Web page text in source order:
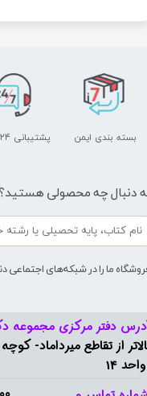
دفتر مرکزی مجموعه
14
پشتیبانی ۲۴ ساعته بسته بندی ایمن
دنبال چه محصولی
ما را در شبکه‌های اجتماعی